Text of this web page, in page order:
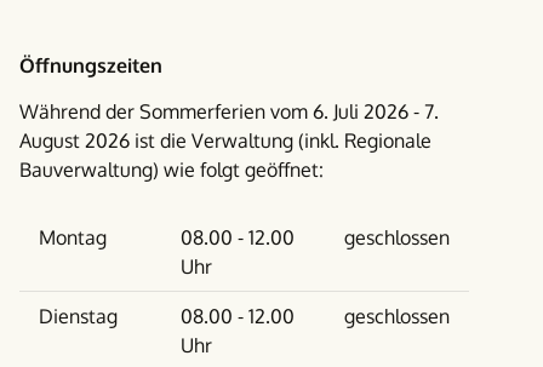
Öffnungszeiten
Während der Sommerferien vom 6. Juli 2026 - 7.
August 2026 ist die Verwaltung (inkl. Regionale
Bauverwaltung) wie folgt geöffnet:
Wochentag Vormittag Nachmittag
Montag
08.00 - 12.00
Uhr
geschlossen
Dienstag
08.00 - 12.00
Uhr
geschlossen